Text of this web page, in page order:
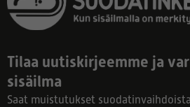
Tilaa uutiskirjeemme ja
sisäilma
Saat muistutukset